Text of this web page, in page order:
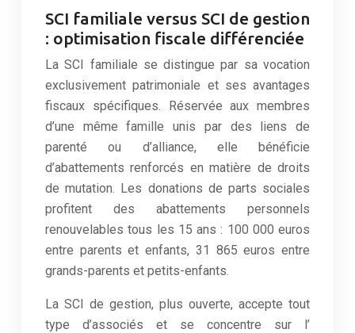
SCI familiale versus SCI de gestion
: optimisation fiscale différenciée
La SCI familiale se distingue par sa vocation
exclusivement patrimoniale et ses avantages
fiscaux spécifiques. Réservée aux membres
d’une même famille unis par des liens de
parenté ou d’alliance, elle bénéficie
d’abattements renforcés en matière de droits
de mutation. Les donations de parts sociales
profitent des abattements personnels
renouvelables tous les 15 ans : 100 000 euros
entre parents et enfants, 31 865 euros entre
grands-parents et petits-enfants.
La SCI de gestion, plus ouverte, accepte tout
type d’associés et se concentre sur l’